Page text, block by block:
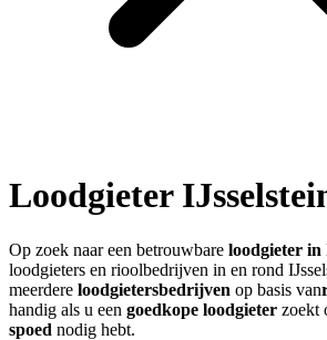
Loodgieter
Op zoek naar een betrouwbare loodgieter in
loodgieters en rioolbedrijven in en rond
meerdere loodgietersbedrijven op basis van
handig als u een goedkope loodgieter zoekt
spoed nodig hebt.